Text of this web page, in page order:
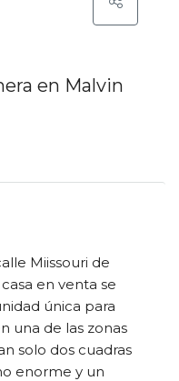
en Malvin
Miissouri de
en venta se
única para
una de las zonas
solo dos cuadras
enorme y un